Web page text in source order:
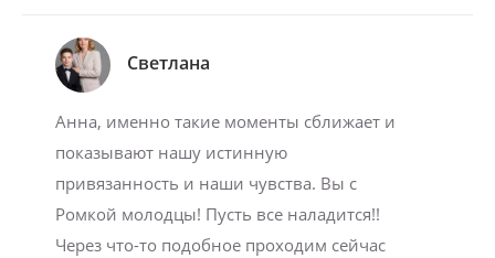
Светлана
Анна, именно такие моменты сближает и
показывают нашу истинную
привязанность и наши чувства. Вы с
Ромкой молодцы! Пусть все наладится!!
Через что-то подобное проходим сейчас